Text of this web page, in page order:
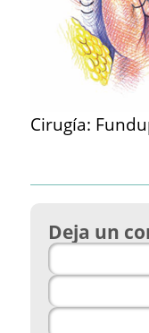
Cirugía:
Deja un